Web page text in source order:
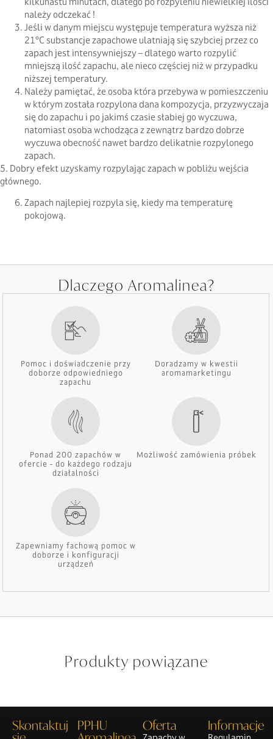
należy odczekać !
Jeśli w danym miejscu występuje temperatura wyższa niż
21°C substancje zapachowe ulatniają się szybciej przez co
zapach jest intensywniejszy – dlatego warto rozpylić
mniejszą ilość zapachu, ale nieco częściej niż w przypadku
niższej temperatury.
Należy pamiętać, że osoba która przebywa w pomieszczeniu
w którym została rozpylona dana kompozycja, przyzwyczaja
się do zapachu i po jakimś czasie słabiej go wyczuwa,
natomiast osoba wchodząca z zewnątrz bardzo dobrze
wyczuwa obecność nawet bardzo delikatnie rozpylonego
zapach.
5. Dobry efekt uzyskamy rozpylając zapach w pobliżu wejścia
głównego.
Zapach najlepiej rozpyla się, kiedy ma temperaturę
pokojową.
Dlaczego Aromalinea?
Pomoc i doświadczenie przy
doborze odpowiedniego
zapachu
Doradzamy w kwestii
aromamarketingu
Ponad 200 zapachów w
ofercie - do każdego rodzaju
działalności
Możliwość zamówienia próbek
Zapewniamy fachową pomoc w
doborze i konfiguracji
urządzeń
Produkty powiązane
Skontaktuj PPHU Oferta Informacje